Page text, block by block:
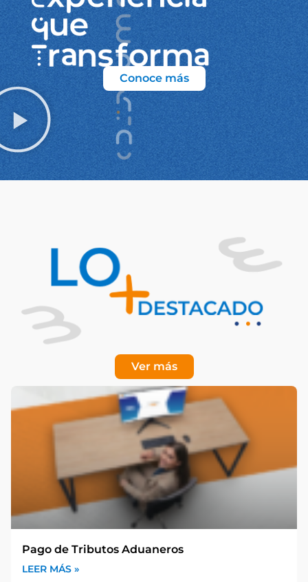
Conoce más
Ver más
Pago de Tributos Aduaneros
LEER MÁS »